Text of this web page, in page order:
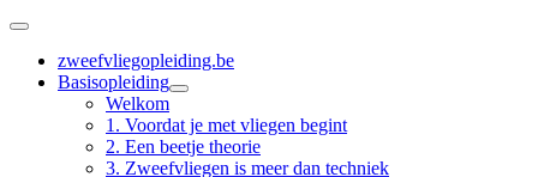
zweefvliegopleiding.be
Basisopleiding
Welkom
1. Voordat je met vliegen begint
2. Een beetje theorie
3. Zweefvliegen is meer dan techniek